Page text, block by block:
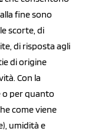
fine sono
scorte, di
di risposta agli
di origine
Con la
o per quanto
come viene
umidità e